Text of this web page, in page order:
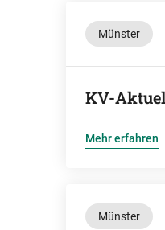
Münster
KV-
Mehr erfahren
Münster